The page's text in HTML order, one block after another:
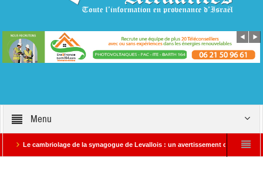
Menu
cambriolage de la synagogue de Levallois : un avertissement qui ne doit pas être